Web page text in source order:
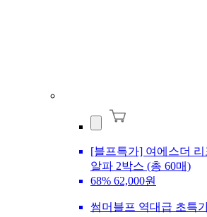
[블프특가] 여에스더
알파 2박스 (총 60매)
68% 62,000원
썸머블프 역대급 초특